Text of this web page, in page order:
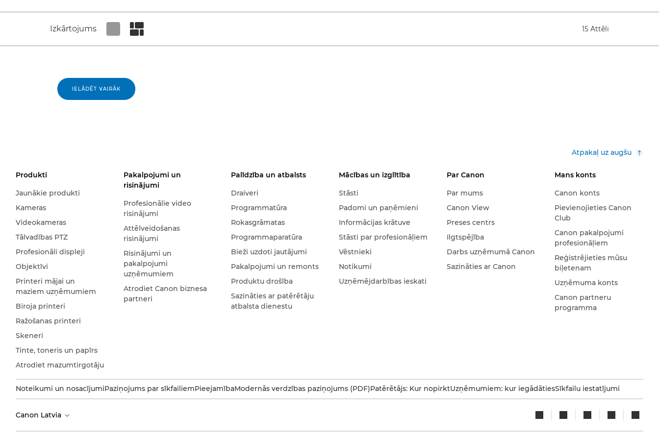
Izkārtojums 15 Attēli
IELĀDĒT VAIRĀK
Atpakaļ uz augšu
Produkti
Jaunākie produkti
Kameras
Videokameras
Tālvadības PTZ
Profesionāli displeji
Objektīvi
Printeri mājai un
maziem uzņēmumiem
Biroja printeri
Ražošanas printeri
Skeneri
Tinte, toneris un papīrs
Atrodiet mazumtirgotāju
Pakalpojumi un
risinājumi
Profesionālie video
risinājumi
Attēlveidošanas
risinājumi
Risinājumi un
pakalpojumi
uzņēmumiem
Atrodiet Canon biznesa
partneri
Palīdzība un atbalsts
Draiveri
Programmatūra
Rokasgrāmatas
Programmaparatūra
Bieži uzdoti jautājumi
Pakalpojumi un remonts
Produktu drošība
Sazināties ar patērētāju
atbalsta dienestu
Mācības un izglītība
Stāsti
Padomi un paņēmieni
Informācijas krātuve
Stāsti par profesionāļiem
Vēstnieki
Notikumi
Uzņēmējdarbības ieskati
Par Canon
Par mums
Canon View
Preses centrs
Ilgtspējība
Darbs uzņēmumā Canon
Sazināties ar Canon
Mans konts
Canon konts
Pievienojieties Canon
Club
Canon pakalpojumi
profesionāļiem
Reģistrējieties mūsu
biļetenam
Uzņēmuma konts
Canon partneru
programma
Noteikumi un nosacījumiPaziņojums par sīkfailiemPieejamībaModernās verdzības paziņojums (PDF)Patērētājs: Kur nopirktUzņēmumiem: kur iegādātiesSīkfailu iestatījumi
Canon Latvia